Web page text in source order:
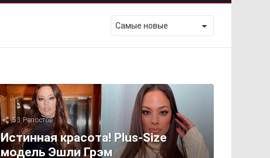
53 Репостов
Истинная красота! Plus-Size
модель Эшли Грэм